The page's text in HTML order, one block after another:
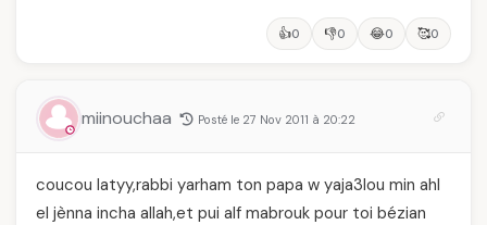
👍0 👎0 😂0 🥰0
miinouchaa Posté le 27 Nov 2011 à 20:22
coucou latyy,rabbi yarham ton papa w yaja3lou min ahl
el jènna incha allah,et pui alf mabrouk pour toi bézian